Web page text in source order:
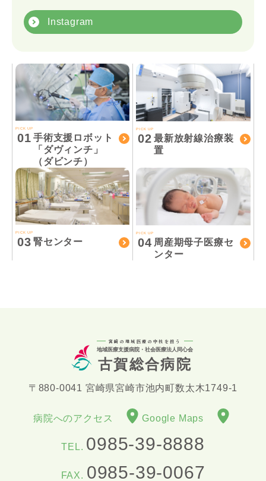
Instagram
PICK UP
01 手術支援ロボット
「ダヴィンチ」
（ダビンチ）
PICK UP
02 最新放射線治療装
置
PICK UP
03 腎センター
PICK UP
04 周産期母子医療セ
ンター
宮崎の地域医療の中核を担う
地域医療支援病院・社会医療法人同心会
古賀総合病院
〒880-0041 宮崎県宮崎市池内町数太木1749-1
病院へのアクセス Google Maps
TEL. 0985-39-8888
FAX. 0985-39-0067